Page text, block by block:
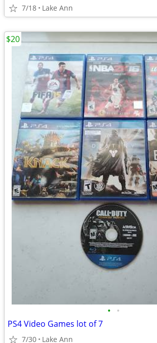
7/18 Lake Ann
• •
PS4 Video Games lot of 7
7/30 Lake Ann
$20